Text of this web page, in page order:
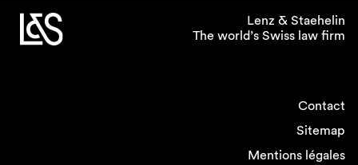
Lenz & Staehelin
The world’s Swiss law firm
Contact
Sitemap
Mentions légales